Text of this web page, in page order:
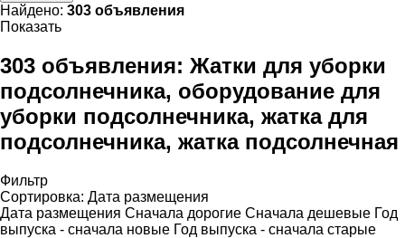
Найдено: 303 объявления
Показать
303 объявления: Жатки для уборки
подсолнечника, оборудование для
уборки подсолнечника, жатка для
подсолнечника, жатка подсолнечная
Фильтр
Сортировка: Дата размещения
Дата размещения Сначала дорогие Сначала дешевые Год
выпуска - сначала новые Год выпуска - сначала старые